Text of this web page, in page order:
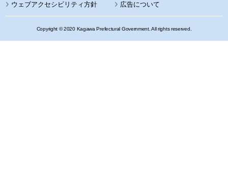
ウェブアクセシビリティ方針 広告について
Copyright © 2020 Kagawa Prefectural Government. All rights reserved.